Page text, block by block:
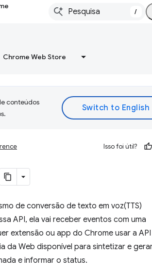
/
Chrome Web Store
conteúdos
Isso foi útil?
de conversão de texto em voz(TTS)
API, ela vai receber eventos com uma
extensão ou app do Chrome usar a API
da Web disponível para sintetizar e
e informar o status.